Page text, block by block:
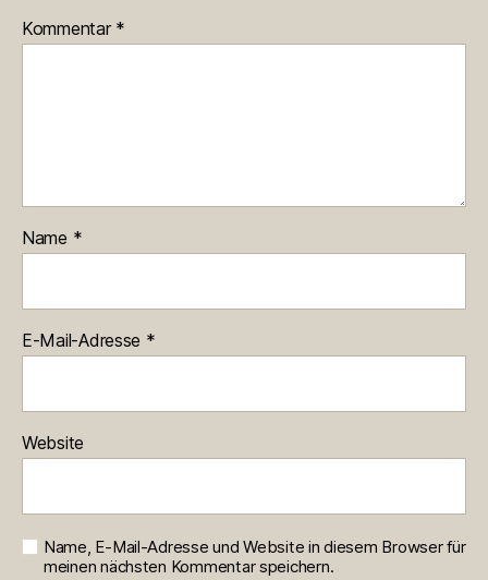
Kommentar *
Name *
E-Mail-Adresse *
Website
Name, E-Mail-Adresse und Website in diesem Browser für
meinen nächsten Kommentar speichern.